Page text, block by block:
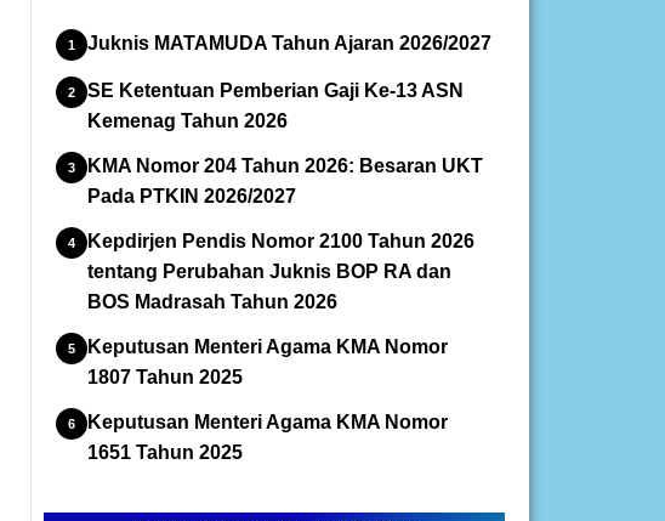
Juknis MATAMUDA Tahun Ajaran 2026/2027
SE Ketentuan Pemberian Gaji Ke-13 ASN
Kemenag Tahun 2026
KMA Nomor 204 Tahun 2026: Besaran UKT
Pada PTKIN 2026/2027
Kepdirjen Pendis Nomor 2100 Tahun 2026
tentang Perubahan Juknis BOP RA dan
BOS Madrasah Tahun 2026
Keputusan Menteri Agama KMA Nomor
1807 Tahun 2025
Keputusan Menteri Agama KMA Nomor
1651 Tahun 2025